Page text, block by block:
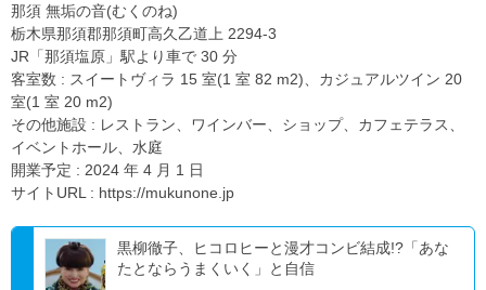
那須 無垢の音(むくのね)
栃木県那須郡那須町高久乙道上 2294-3
JR「那須塩原」駅より車で 30 分
客室数 : スイートヴィラ 15 室(1 室 82 m2)、カジュアルツイン 20
室(1 室 20 m2)
その他施設 : レストラン、ワインバー、ショップ、カフェテラス、
イベントホール、水庭
開業予定 : 2024 年 4 月 1 日
サイトURL : https://mukunone.jp
黒柳徹子、ヒコロヒーと漫才コンビ結成!?「あな
たとならうまくいく」と自信